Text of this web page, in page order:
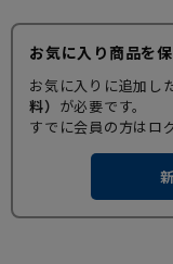
お気に入り商品を
お気に入りに追加し
料） が必要です。
すでに会員の方はロ